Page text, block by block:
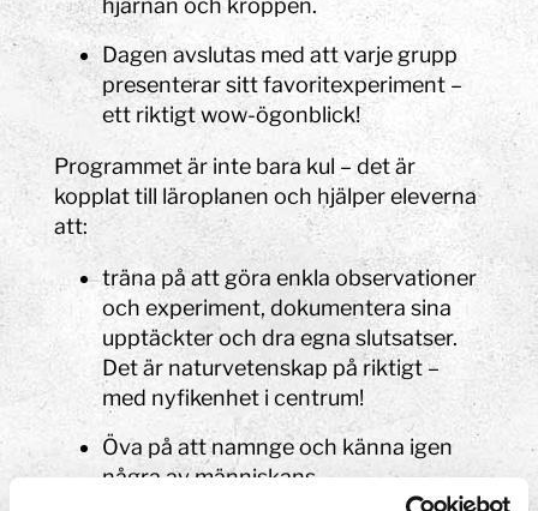
hjärnan och kroppen.
Dagen avslutas med att varje grupp
presenterar sitt favoritexperiment –
ett riktigt wow-ögonblick!
Programmet är inte bara kul – det är
kopplat till läroplanen och hjälper eleverna
att:
träna på att göra enkla observationer
och experiment, dokumentera sina
upptäckter och dra egna slutsatser.
Det är naturvetenskap på riktigt –
med nyfikenhet i centrum!
Öva på att namnge och känna igen
några av människans